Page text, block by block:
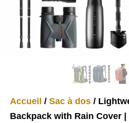
Accueil / Sac à dos /
Backpack with Rain Cover |